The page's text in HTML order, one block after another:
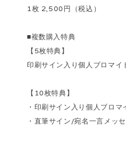
1枚 2,500円（税込）
■複数購入特典
【5枚特典】
印刷サイン入り個人ブロマイ
【10枚特典】
・印刷サイン入り個人ブロマ
・直筆サイン/宛名一言メッ